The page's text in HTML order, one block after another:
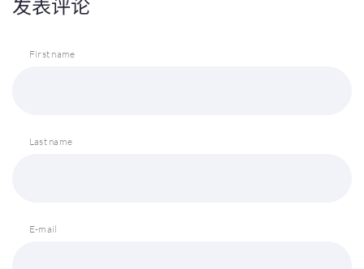
发表评论
First name
Last name
E-mail